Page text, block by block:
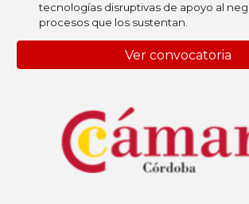
tecnologías disruptivas de apoyo al
procesos que los sustentan.
Ver convocatoria